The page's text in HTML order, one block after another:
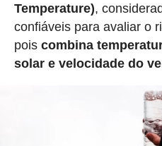
Temperature),
confiáveis para avaliar o
pois combina
solar e velocidade do